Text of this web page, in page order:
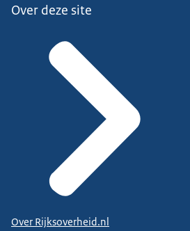
Over deze site
Over Rijksoverheid.nl